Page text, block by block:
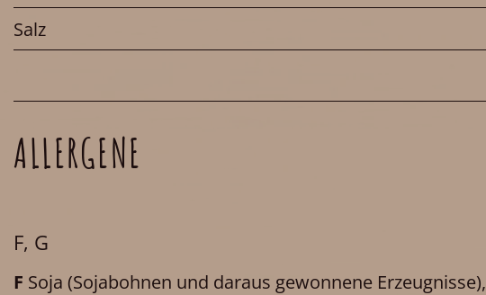
Salz
ALLERGENE
F, G
F Soja (Sojabohnen und daraus gewonnene Erzeugnisse),